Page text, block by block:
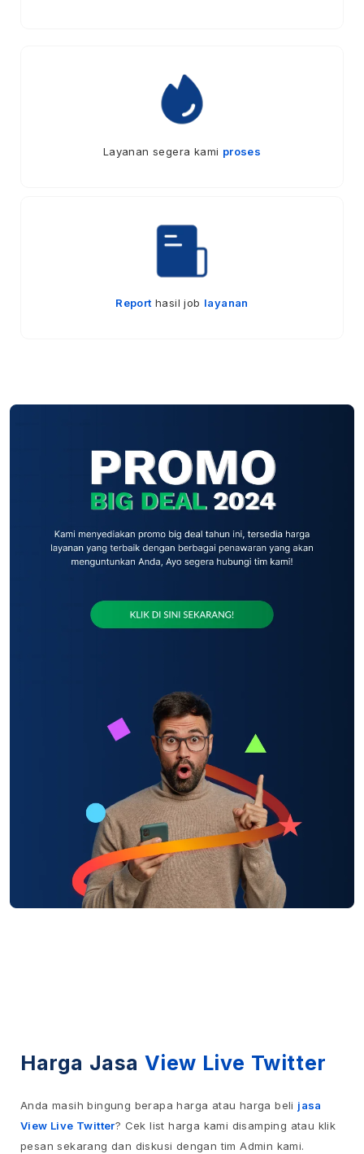
Layanan segera kami proses
Reporthasil job layanan
Harga Jasa View Live Twitter
Anda masih bingung berapa harga atau harga beli jasa
View Live Twitter? Cek list harga kami disamping atau klik
pesan sekarang dan diskusi dengan tim Admin kami.